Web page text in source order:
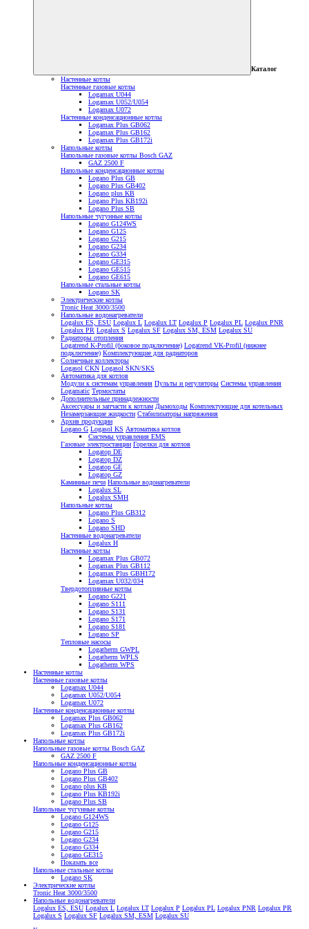
Каталог
Настенные котлы
Настенные газовые котлы
Logamax U044
Logamax U052/U054
Logamax U072
Настенные конденсационные котлы
Logamax Plus GB062
Logamax Plus GB162
Logamax Plus GB172i
Напольные котлы
Напольные газовые котлы Bosch GAZ
GAZ 2500 F
Напольные конденсационные котлы
Logano Plus GB
Logano Plus GB402
Logano plus KB
Logano Plus KB192i
Logano Plus SB
Напольные чугунные котлы
Logano G124WS
Logano G125
Logano G215
Logano G234
Logano G334
Logano GE315
Logano GE515
Logano GE615
Напольные стальные котлы
Logano SK
Электрические котлы
Tronic Heat 3000/3500
Напольные водонагреватели
Logalux ES, ESU Logalux L Logalux LT Logalux P Logalux PL Logalux PNR
Logalux PR Logalux S Logalux SF Logalux SM, ESM Logalux SU
Радиаторы отопления
Logatrend K-Profil (боковое подключение) Logatrend VK-Profil (нижнее
подключение) Комплектующие для радиаторов
Солнечные коллекторы
Logasol CKN Logasol SKN/SKS
Автоматика для котлов
Модули к системам управления Пульты и регуляторы Системы управления
Logamatic Термостаты
Дополнительные принадлежности
Аксессуары и запчасти к котлам Дымоходы Комплектующие для котельных
Незамерзающие жидкости Стабилизаторы напряжения
Архив продукции
Logano G Logasol KS Автоматика котлов
Системы управления EMS
Газовые электростанции Горелки для котлов
Logatop DE
Logatop DZ
Logatop GE
Logatop GZ
Каминные печи Напольные водонагреватели
Logalux SL
Logalux SMH
Напольные котлы
Logano Plus GB312
Logano S
Logano SHD
Настенные водонагреватели
Logalux H
Настенные котлы
Logamax Plus GB072
Logamax Plus GB112
Logamax Plus GBH172
Logamax U032/034
Твердотопливные котлы
Logano G221
Logano S111
Logano S131
Logano S171
Logano S181
Logano SP
Тепловые насосы
Logatherm GWPL
Logatherm WPLS
Logatherm WPS
Настенные котлы
Настенные газовые котлы
Logamax U044
Logamax U052/U054
Logamax U072
Настенные конденсационные котлы
Logamax Plus GB062
Logamax Plus GB162
Logamax Plus GB172i
Напольные котлы
Напольные газовые котлы Bosch GAZ
GAZ 2500 F
Напольные конденсационные котлы
Logano Plus GB
Logano Plus GB402
Logano plus KB
Logano Plus KB192i
Logano Plus SB
Напольные чугунные котлы
Logano G124WS
Logano G125
Logano G215
Logano G234
Logano G334
Logano GE315
Показать все
Напольные стальные котлы
Logano SK
Электрические котлы
Tronic Heat 3000/3500
Напольные водонагреватели
Logalux ES, ESU Logalux L Logalux LT Logalux P Logalux PL Logalux PNR Logalux PR
Logalux S Logalux SF Logalux SM, ESM Logalux SU